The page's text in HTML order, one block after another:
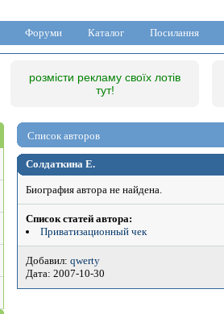
Форуми Каталог Посилання
розмісти рекламу своїх лотів
тут!
Список авторов
Солдаткина Е.
Биография автора не найдена.
Список статей автора:
Приватизационный чек
Добавил: qwerty
Дата: 2007-10-30